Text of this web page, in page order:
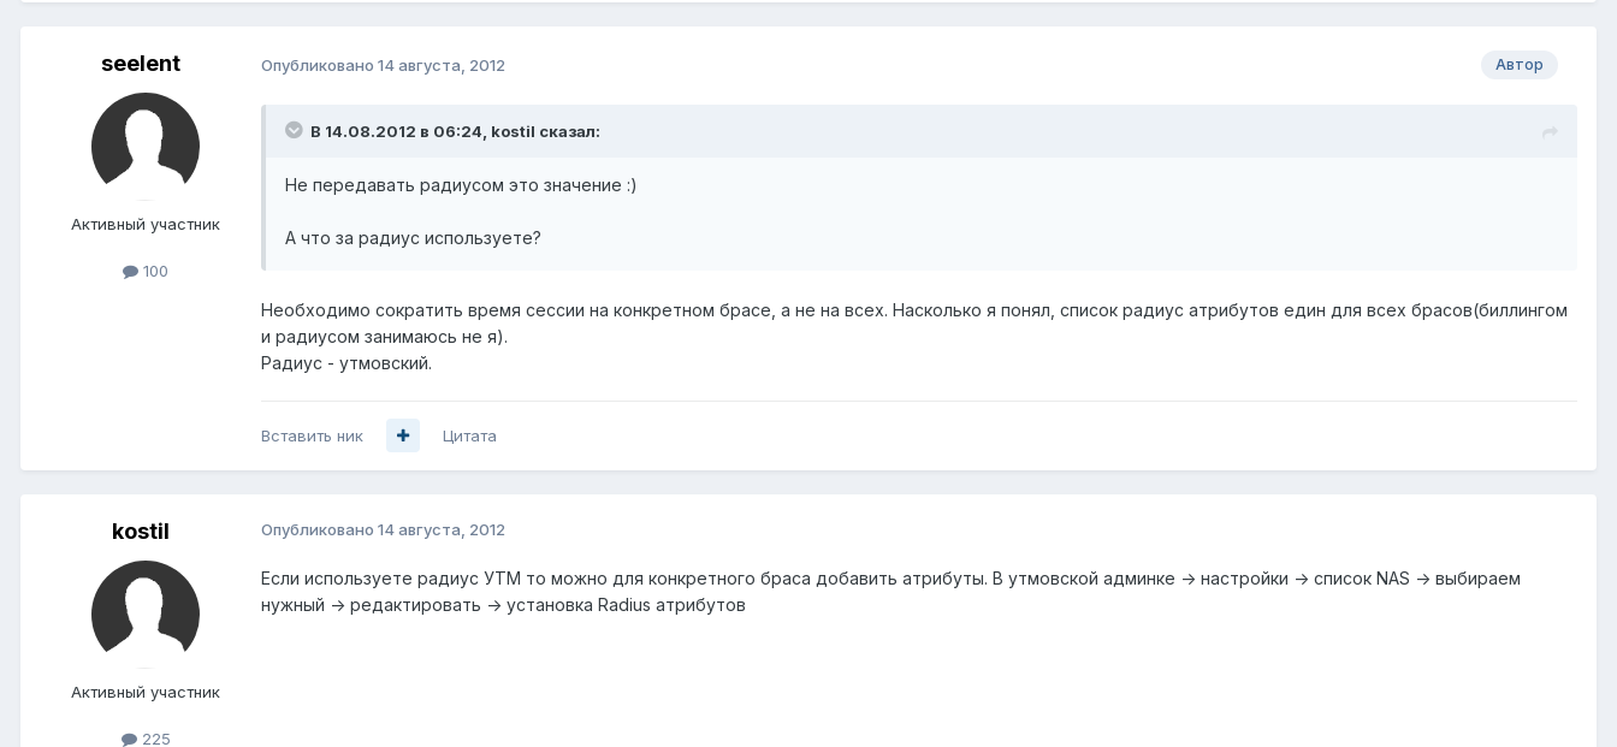
seelent
Активный участник
100
Автор
Опубликовано 14 августа, 2012
В 14.08.2012 в 06:24, kostil сказал:
Не передавать радиусом это значение :)
А что за радиус используете?
Необходимо сократить время сессии на конкретном брасе, а не на всех. Насколько я понял, список радиус атрибутов един для всех брасов(биллингом
и радиусом занимаюсь не я).
Радиус - утмовский.
Вставить ник Цитата
kostil
Активный участник
225
Опубликовано 14 августа, 2012
Если используете радиус УТМ то можно для конкретного браса добавить атрибуты. В утмовской админке -> настройки -> список NAS -> выбираем
нужный -> редактировать -> установка Radius атрибутов